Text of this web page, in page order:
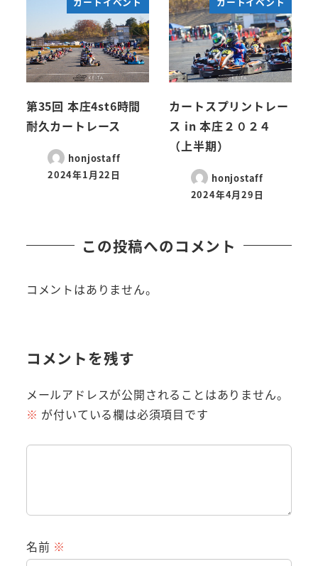
第35回 本庄4st6時間
耐久カートレース
honjostaff
2024年1月22日
カートスプリントレー
ス in 本庄２０２４
（上半期）
honjostaff
2024年4月29日
この投稿へのコメント
コメントはありません。
コメントを残す
メールアドレスが公開されることはありません。
※ が付いている欄は必須項目です
名前 ※